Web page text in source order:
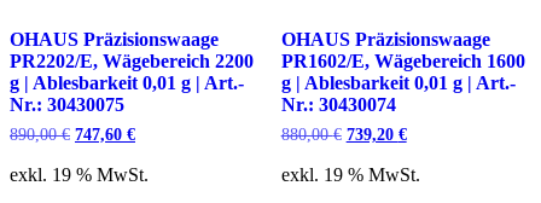
OHAUS Präzisionswaage
PR2202/E, Wägebereich 2200
g | Ablesbarkeit 0,01 g | Art.-
Nr.: 30430075
890,00€ Ursprünglicher
war:
747,60 €Aktueller
ist:
exkl. 19 % MwSt.
OHAUS Präzisionswaage
PR1602/E, Wägebereich 1600
g | Ablesbarkeit 0,01 g | Art.-
Nr.: 30430074
880,00€ Ursprünglicher
war:
739,20 €Aktueller
ist:
exkl. 19 % MwSt.